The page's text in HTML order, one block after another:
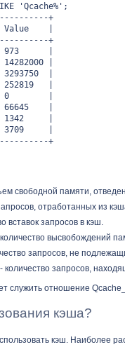
'Qcache%';
+
|
+
| 973 |
|
|
|
| 0 |
66645 |
| 1342 |
| 3709 |
+
свободной памяти,
отработанных из
вставок запросов в кэш.
высвобождений
запросов, не
запросов,
служить отношение
кэша?
кэш. Наиболее